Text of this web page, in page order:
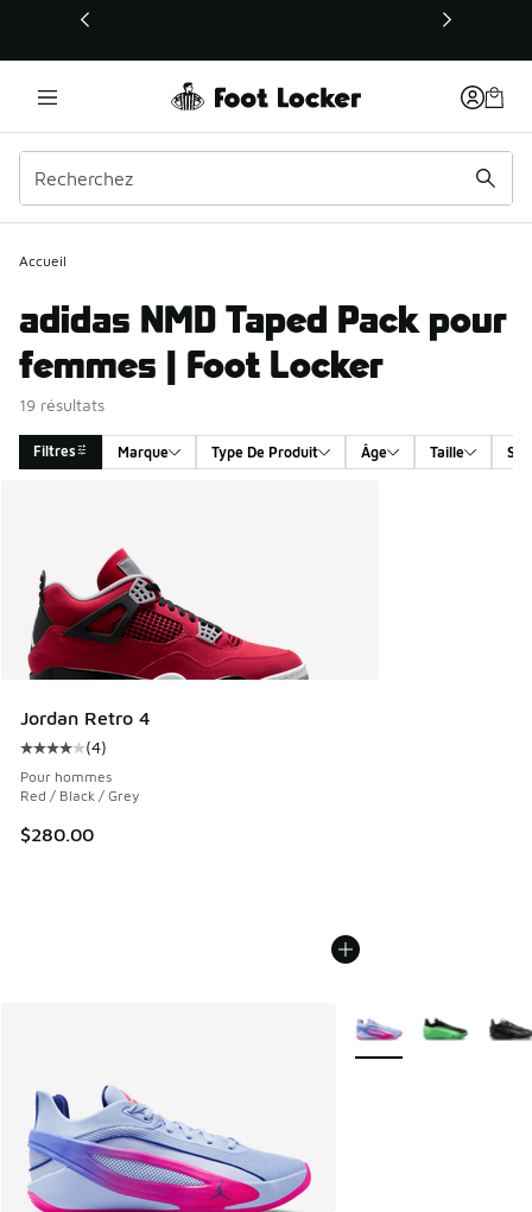
Ce lien s’ouvrira dans une nouvelle fenêtre
Accueil
adidas NMD Taped Pack pour
femmes | Foot Locker
19 résultats
Filtres Marque Type De Produit Âge Taille
Jordan Retro 4
Cote moyenne du client - [4 sur 5 étoiles], 4 commentaires
(4)
Pour hommes
Red / Black / Grey
$280.00
Plus de couleurs